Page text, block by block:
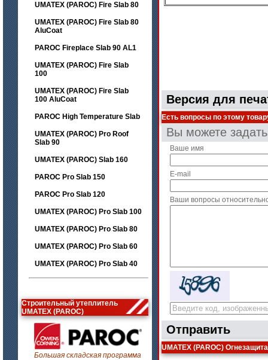
UMATEX (PAROC) Fire Slab 80
UMATEX (PAROC) Fire Slab 80
AluCoat
PAROC Fireplace Slab 90 AL1
UMATEX (PAROC) Fire Slab
100
UMATEX (PAROC) Fire Slab
100 AluCoat
PAROC High Temperature Slab
UMATEX (PAROC) Pro Roof
Slab 90
UMATEX (PAROC) Slab 160
PAROC Pro Slab 150
PAROC Pro Slab 120
UMATEX (PAROC) Pro Slab 100
UMATEX (PAROC) Pro Slab 80
UMATEX (PAROC) Pro Slab 60
UMATEX (PAROC) Pro Slab 40
Строительный утеплитель
UMATEX (PAROC)
Большая складская программа
Версия для
Есть вопросы по этому
Вы можете
Ваше имя
E-mail
Ваши вопросы
Отправить
UMATEX (PAROC)